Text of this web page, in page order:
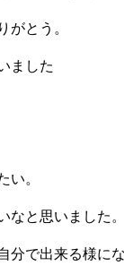
がとう。
ました
い。
なと思いました。
で出来る様に